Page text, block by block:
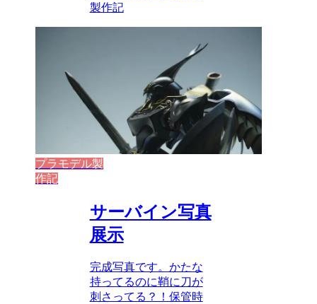
製作記
プラモデル製
作記
サーバイン写真
展示
完成写真です。かたな
持ってるのに鞘に刀が
刺さってる？！保管時